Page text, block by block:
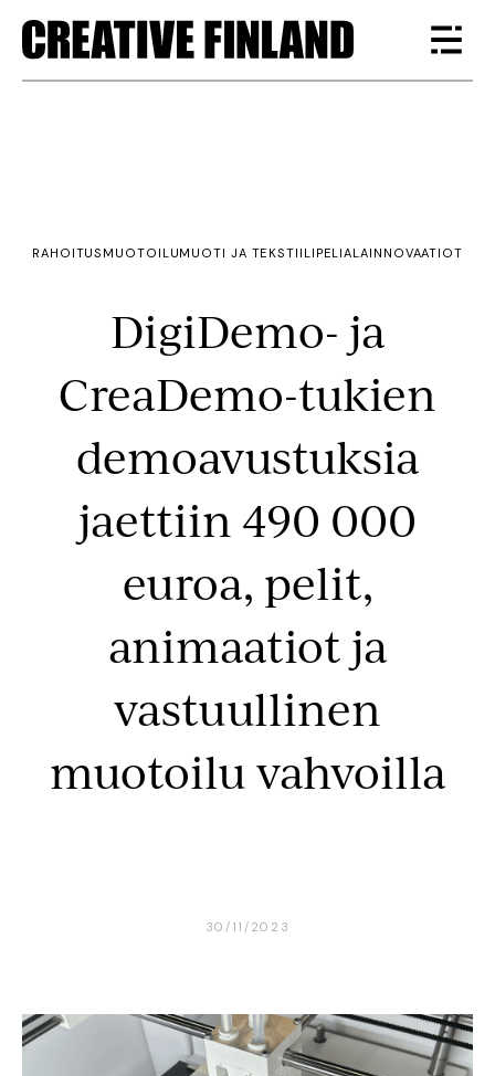
RAHOITUS MUOTOILUMUOTI JA TEKSTIILI PELIALAINNOVAATIOT
DigiDemo- ja
CreaDemo-tukien
demoavustuksia
jaettiin 490 000
euroa, pelit,
animaatiot ja
vastuullinen
muotoilu vahvoilla
30/11/2023